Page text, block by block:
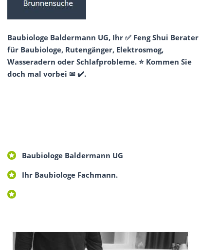
Baubiologe Baldermann UG, Ihr ✅ Feng Shui Berater
für Baubiologe, Rutengänger, Elektrosmog,
Wasseradern oder Schlafprobleme. ⭐ Kommen Sie
doch mal vorbei ✉ ✔️.
Baubiologe Baldermann UG
Ihr Baubiologe Fachmann.